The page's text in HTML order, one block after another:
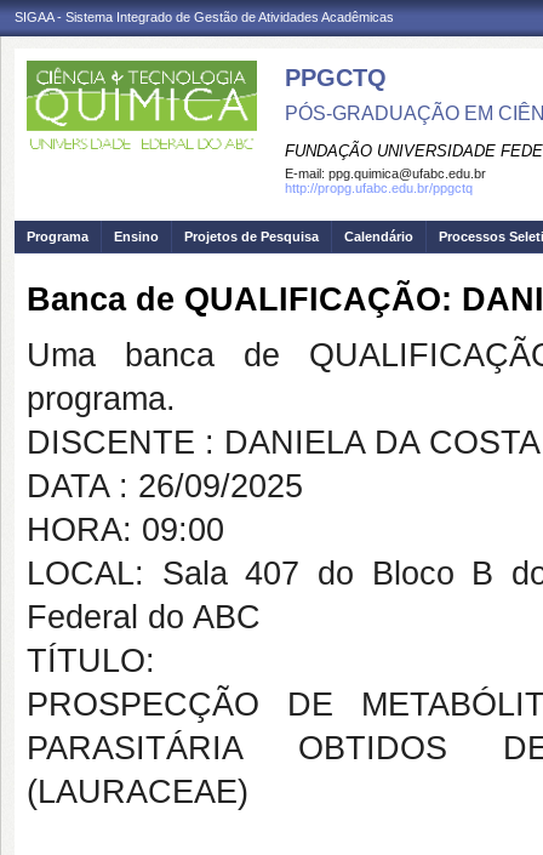
SIGAA - Sistema Integrado de Gestão de Atividades Acadêmicas
PPGCTQ
PÓS-GRADUAÇÃO EM
FUNDAÇÃO UNIVERSIDADE
E-mail: ppg.quimica@ufabc.edu.br
http://propg.ufabc.edu.br/ppgctq
Programa Ensino Projetos de Pesquisa Calendário Processos
Banca de QUALIFICAÇÃO:
Uma banca de
programa.
DISCENTE : DANIELA DA
DATA : 26/09/2025
HORA: 09:00
LOCAL: Sala 407 do Bloco B
Federal do ABC
TÍTULO:
PROSPECÇÃO DE
PARASITÁRIA OBTIDOS
(LAURACEAE)